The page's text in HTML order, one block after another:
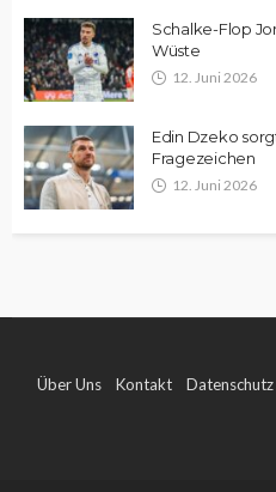
Schalke-Flop
Wüste
12. Juni 2026
Edin Dzeko
Fragezeichen
12. Juni 2026
Über Uns Kontakt Datenschutz